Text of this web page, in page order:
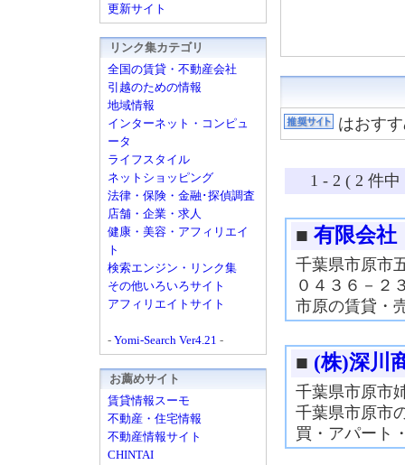
はおす
1 - 2 ( 2 件中
■ 有限会
千葉県市原市
０４３６－２
市原の賃貸・
■ (株)深川
千葉県市原市
千葉県市原市
買・アパート
更新サイト
リンク集カテゴリ
全国の賃貸・不動産会社
引越のための情報
地域情報
インターネット・コンピュ
ータ
ライフスタイル
ネットショッピング
法律・保険・金融･探偵調査
店舗・企業・求人
健康・美容・アフィリエイ
ト
検索エンジン・リンク集
その他いろいろサイト
アフィリエイトサイト
- Yomi-Search Ver4.21 -
お薦めサイト
賃貸情報スーモ
不動産・住宅情報
不動産情報サイト
CHINTAI